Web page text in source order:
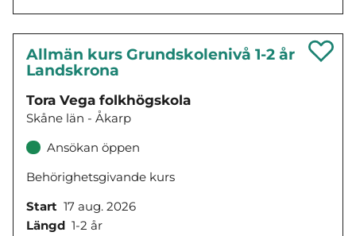
Allmän kurs Grundskolenivå 1-2 år
Landskrona
Tora Vega folkhögskola
Skåne län - Åkarp
Ansökan öppen
Behörighetsgivande kurs
Start 17 aug. 2026
Längd 1-2 år